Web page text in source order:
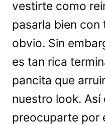
vestirte como
pasarla bien con
obvio. Sin
es tan rica
pancita que
nuestro look. Así
preocuparte por